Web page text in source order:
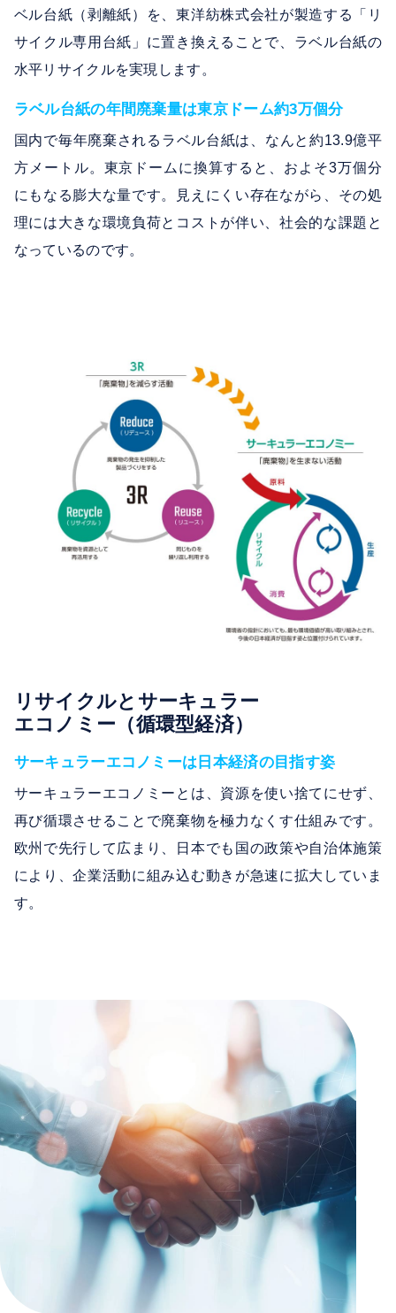
ベル台紙（剥離紙）を、東洋紡株式会社が製造する「リ
サイクル専用台紙」に置き換えることで、ラベル台紙の
水平リサイクルを実現します。
ラベル台紙の年間廃棄量は東京ドーム約3万個分
国内で毎年廃棄されるラベル台紙は、なんと約13.9億平
方メートル。東京ドームに換算すると、およそ3万個分
にもなる膨大な量です。見えにくい存在ながら、その処
理には大きな環境負荷とコストが伴い、社会的な課題と
なっているのです。
リサイクルとサーキュラー
エコノミー（循環型経済）
サーキュラーエコノミーは日本経済の目指す姿
サーキュラーエコノミーとは、資源を使い捨てにせず、
再び循環させることで廃棄物を極力なくす仕組みです。
欧州で先行して広まり、日本でも国の政策や自治体施策
により、企業活動に組み込む動きが急速に拡大していま
す。